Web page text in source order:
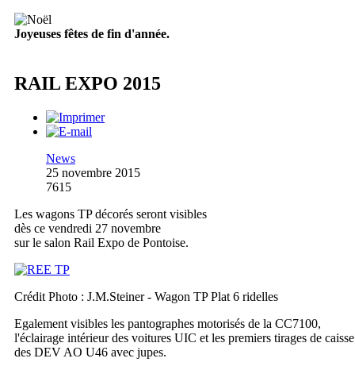
Joyeuses fêtes de fin d'année.
RAIL EXPO 2015
News
25 novembre 2015
7615
Les wagons TP décorés seront visibles
dès ce vendredi 27 novembre
sur le salon Rail Expo de Pontoise.
Crédit Photo : J.M.Steiner - Wagon TP Plat 6 ridelles
Egalement visibles les pantographes motorisés de la CC7100,
l'éclairage intérieur des voitures UIC et les premiers tirages de caisse
des DEV AO U46 avec jupes.